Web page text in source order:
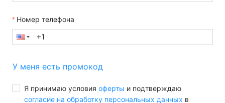
Номер телефона
У меня есть промокод
Я принимаю условия оферты и подтверждаю
согласие на обработку персональных данных в